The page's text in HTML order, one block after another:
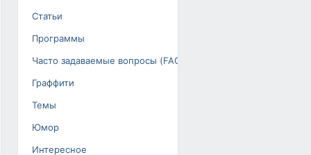
Статьи
Программы
Часто задаваемые вопросы (FAQ)
Граффити
Темы
Юмор
Интересное